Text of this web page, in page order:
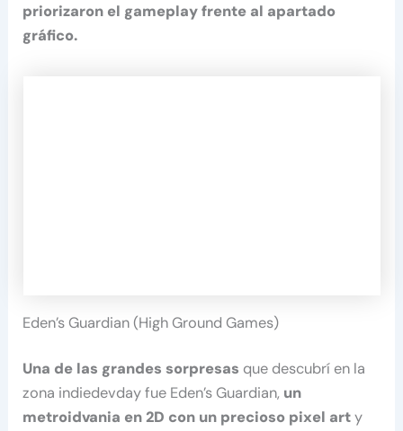
priorizaron el gameplay frente al apartado
gráfico.
Eden’s Guardian (High Ground Games)
Una de las grandes sorpresas que descubrí en la
zona indiedevday fue Eden’s Guardian, un
metroidvania en 2D con un precioso pixel arty